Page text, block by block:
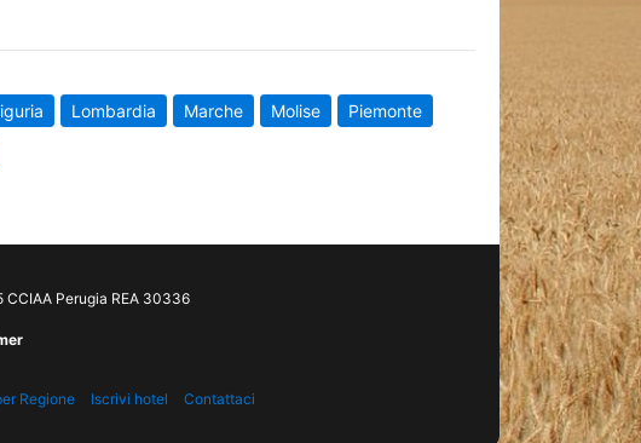
Lombardia Marche Molise
Piemonte
Perugia REA 30336
Regione Iscrivi hotel Contattaci